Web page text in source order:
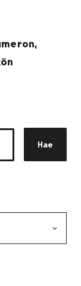
Hae